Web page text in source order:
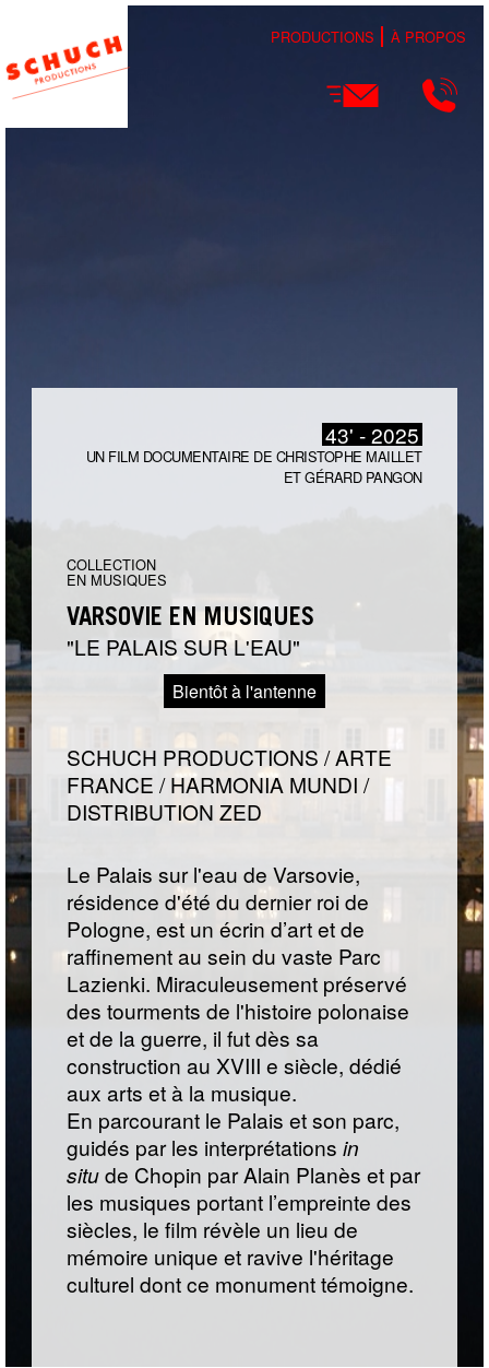
PRODUCTIONS À PROPOS
43' - 2025
UN FILM DOCUMENTAIRE DE CHRISTOPHE MAILLET
ET GÉRARD PANGON
COLLECTION
EN MUSIQUES
VARSOVIE EN MUSIQUES
LE PALAIS SUR L'EAU
Bientôt à l'antenne
SCHUCH PRODUCTIONS / ARTE
FRANCE / HARMONIA MUNDI /
DISTRIBUTION ZED
Le Palais sur l'eau de Varsovie,
résidence d'été du dernier roi de
Pologne, est un écrin d’art et de
raffinement au sein du vaste Parc
Lazienki. Miraculeusement préservé
des tourments de l'histoire polonaise
et de la guerre, il fut dès sa
construction au XVIII e siècle, dédié
aux arts et à la musique.
En parcourant le Palais et son parc,
guidés par les interprétations in
situde Chopin par Alain Planès et par
les musiques portant l’empreinte des
siècles, le film révèle un lieu de
mémoire unique et ravive l'héritage
culturel dont ce monument témoigne.